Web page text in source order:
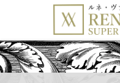
ツ
へ
ス
シ
ョ
ン